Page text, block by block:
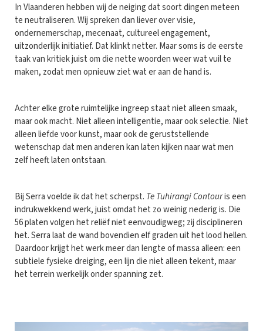
In Vlaanderen hebben wij de neiging dat soort dingen meteen
te neutraliseren. Wij spreken dan liever over visie,
ondernemerschap, mecenaat, cultureel engagement,
uitzonderlijk initiatief. Dat klinkt netter. Maar soms is de eerste
taak van kritiek juist om die nette woorden weer wat vuil te
maken, zodat men opnieuw ziet wat er aan de hand is.
Achter elke grote ruimtelijke ingreep staat niet alleen smaak,
maar ook macht. Niet alleen intelligentie, maar ook selectie. Niet
alleen liefde voor kunst, maar ook de geruststellende
wetenschap dat men anderen kan laten kijken naar wat men
zelf heeft laten ontstaan.
Bij Serra voelde ik dat het scherpst. Te Tuhirangi Contouris een
indrukwekkend werk, juist omdat het zo weinig nederig is. Die
56 platen volgen het reliëf niet eenvoudigweg; zij disciplineren
het. Serra laat de wand bovendien elf graden uit het lood hellen.
Daardoor krijgt het werk meer dan lengte of massa alleen: een
subtiele fysieke dreiging, een lijn die niet alleen tekent, maar
het terrein werkelijk onder spanning zet.